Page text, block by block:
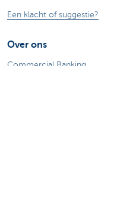
Een klacht of suggestie?
Over ons
Commercial Banking